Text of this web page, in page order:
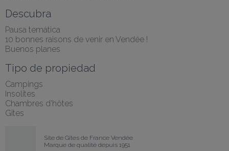
Descubra
Pausa temática
10 bonnes raisons de venir en Vendée !
Buenos planes
Tipo de propiedad
Campings
Insolites
Chambres d'hôtes
Gîtes
Site de Gîtes de France Vendée
Marque de qualité depuis 1951